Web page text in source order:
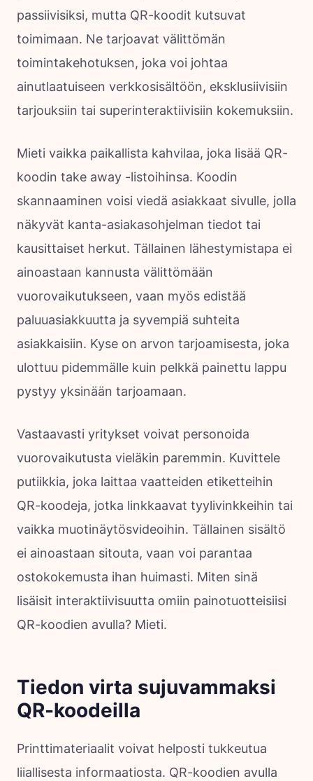
passiivisiksi, mutta QR-koodit kutsuvat
toimimaan. Ne tarjoavat välittömän
toimintakehotuksen, joka voi johtaa
ainutlaatuiseen verkkosisältöön, eksklusiivisiin
tarjouksiin tai superinteraktiivisiin kokemuksiin.
Mieti vaikka paikallista kahvilaa, joka lisää QR-
koodin take away -listoihinsa. Koodin
skannaaminen voisi viedä asiakkaat sivulle, jolla
näkyvät kanta-asiakasohjelman tiedot tai
kausittaiset herkut. Tällainen lähestymistapa ei
ainoastaan kannusta välittömään
vuorovaikutukseen, vaan myös edistää
paluuasiakkuutta ja syvempiä suhteita
asiakkaisiin. Kyse on arvon tarjoamisesta, joka
ulottuu pidemmälle kuin pelkkä painettu lappu
pystyy yksinään tarjoamaan.
Vastaavasti yritykset voivat personoida
vuorovaikutusta vieläkin paremmin. Kuvittele
putiikkia, joka laittaa vaatteiden etiketteihin
QR-koodeja, jotka linkkaavat tyylivinkkeihin tai
vaikka muotinäytösvideoihin. Tällainen sisältö
ei ainoastaan sitouta, vaan voi parantaa
ostokokemusta ihan huimasti. Miten sinä
lisäisit interaktiivisuutta omiin painotuotteisiisi
QR-koodien avulla? Mieti.
Tiedon virta sujuvammaksi
QR-koodeilla
Printtimateriaalit voivat helposti tukkeutua
liiallisesta informaatiosta. QR-koodien avulla